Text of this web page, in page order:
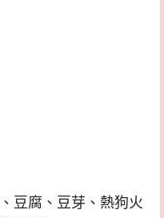
豆腐、豆芽、熱狗火